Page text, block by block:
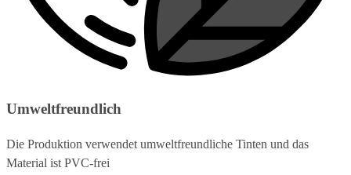
Umweltfreundlich
Die Produktion verwendet umweltfreundliche Tinten und das
Material ist PVC-frei